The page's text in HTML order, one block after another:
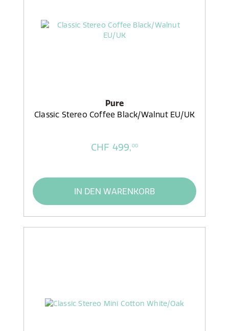
Pure
Classic Stereo Coffee Black/Walnut EU/UK
CHF 499,00
IN DEN WARENKORB